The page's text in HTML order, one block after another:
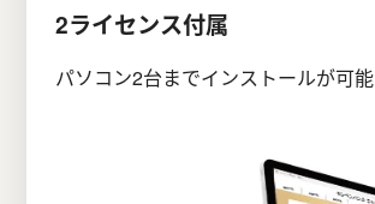
2ライセンス付属
パソコン2台までインストールが可能